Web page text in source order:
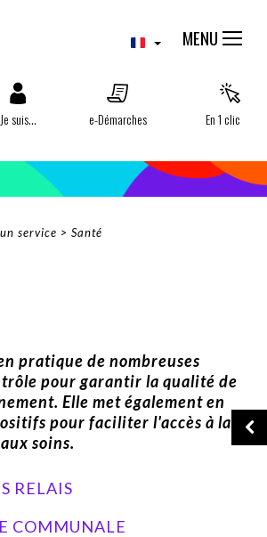
MENU
Je suis... e-Démarches En 1 clic
service Santé
pratique de nombreuses
pour garantir la qualité de
Elle met également en
pour faciliter l'accès à la
soins.
RELAIS
COMMUNALE